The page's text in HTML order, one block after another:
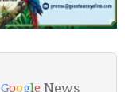
Google News